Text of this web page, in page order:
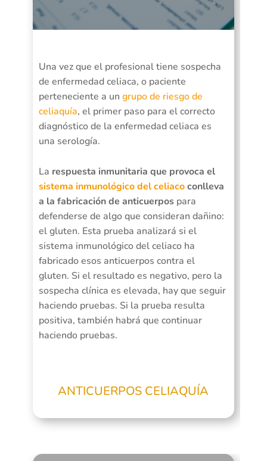
Una vez que el profesional tiene sospecha
de enfermedad celiaca, o paciente
perteneciente a un grupo de riesgo de
celiaquía, el primer paso para el correcto
diagnóstico de la enfermedad celiaca es
una serología.
La respuesta inmunitaria que provoca el
sistema inmunológico del celiacoconlleva
a la fabricación de anticuerpospara
defenderse de algo que consideran dañino:
el gluten. Esta prueba analizará si el
sistema inmunológico del celiaco ha
fabricado esos anticuerpos contra el
gluten. Si el resultado es negativo, pero la
sospecha clínica es elevada, hay que seguir
haciendo pruebas. Si la prueba resulta
positiva, también habrá que continuar
haciendo pruebas.
ANTICUERPOS CELIAQUÍA